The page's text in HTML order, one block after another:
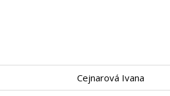
Cejnarová Ivana